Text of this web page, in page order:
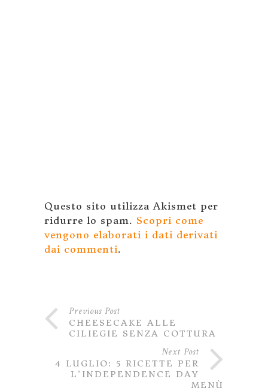
Questo sito utilizza Akismet per
ridurre lo spam. Scopri come
vengono elaborati i dati derivati
dai commenti.
Previous Post
CHEESECAKE ALLE
CILIEGIE SENZA COTTURA
Next Post
4 LUGLIO: 5 RICETTE PER
L’INDEPENDENCE DAY
MENÙ